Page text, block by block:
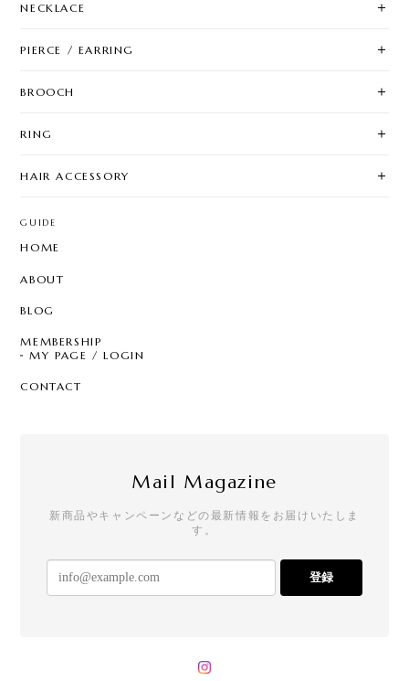
NECKLACE
PIERCE / EARRING
BROOCH
RING
HAIR ACCESSORY
GUIDE
HOME
ABOUT
BLOG
MEMBERSHIP
MY PAGE / LOGIN
CONTACT
Mail Magazine
新商品やキャンペーンなどの最新情報をお届けいたしま
す。
登録